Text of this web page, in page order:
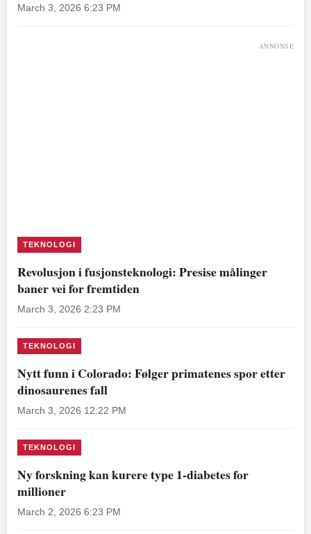
March 3, 2026 6:23 PM
ANNONSE
TEKNOLOGI
Revolusjon i fusjonsteknologi: Presise målinger
baner vei for fremtiden
March 3, 2026 2:23 PM
TEKNOLOGI
Nytt funn i Colorado: Følger primatenes spor etter
dinosaurenes fall
March 3, 2026 12:22 PM
TEKNOLOGI
Ny forskning kan kurere type 1-diabetes for
millioner
March 2, 2026 6:23 PM